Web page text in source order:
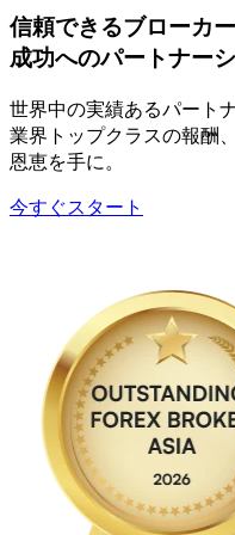
信頼できるブローカ
成功へのパートナー
世界中の実績あるパート
業界トップクラスの報酬、
恩恵を手に。
今すぐスタート